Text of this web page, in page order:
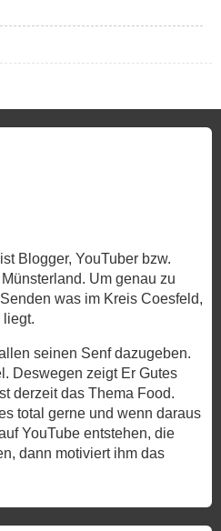
ist Blogger, YouTuber bzw.
Um genau zu
was im Kreis Coesfeld,
liegt.
seinen Senf dazugeben.
Deswegen zeigt Er Gutes
derzeit das Thema Food.
total gerne und wenn daraus
YouTube entstehen, die
dann motiviert ihm das